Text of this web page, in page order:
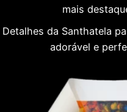
mais
Detalhes da Santhatela
adorável e